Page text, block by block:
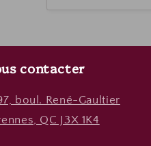
contacter
boul. René-Gaultier
QC J3X 1K4